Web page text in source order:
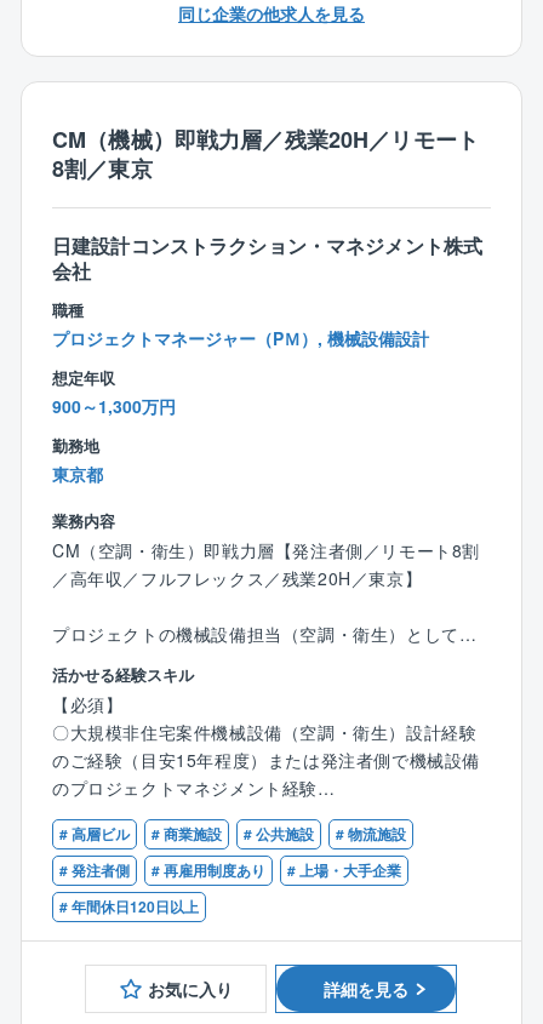
PM職で活躍されている方々は他のCM会社よりも若
く、ミドル層の方が多く活躍されています。
バイザーとなって指導する組織体制ができています。
とがゴールではなく、顧客の事業計画から携わりま
す。
例）地域のプロバスケットチームがアリーナを建設し
たい
建物をいくらで建てるということだけではなく、試合
が無い日にアリーナにどのようなイベントを呼び込む
か、年間の収益性を検討し、提案することで、顧客の
事業を成立させるための提案を行います。
上限週2日（出社比率60%程度）但し入社1年未満の方
は週1日まで
コアタイムありフレックス制
＜残業＞平均30時間（定時7.5時間）
社内においては所属した部門の事業戦略に基づき、組
に取り組み、
業績向上に貢献していただきます。
また、主管候補として、プロジェクト推進管理、社内
のナレッジ管理、人材育成などを担っていただく場合
があります。
【同社の特徴】
●圧倒的な技術力
大手組織設計事務所の冠を持つCM企業であるため、高
い技術力を持つ技術者が集まっています。
単なる調整役ではなく、技術者としての高い知見やス
キルを活かせるフィールドがございます。
●「役職がいない」ニューノーマルな組織形態
呼び合っています。
風通しがよく「エンゲージメント」が高い職場環境で
す。
●コアタイムなしのフルフレックス勤務
AM5:00～22:00の間で自由な時間に勤務ができます。
1日の労働時間も1h～（1hで終了してもOK）自由に設
定できるため、ライフスタイルに合わせて柔軟な働き
方が可能です。
●残業時間
全社平均20時間未満、繁忙期でも30時間程度です。
●在宅勤務も活用可
出社率30％未満。CM業務に携わる方だと20％程度で
す。
●75歳まで勤務可
定年65歳で再雇用が10年となるため、最長で75歳まで
勤務可能です。
同じ企業の他求人を見る
CM（機械）即戦力層／残業20H／リモート
8割／東京
日建設計コンストラクション・マネジメント株式
会社
職種
プロジェクトマネージャー（PＭ）, 機械設備設計
想定年収
900～1,300万円
勤務地
東京都
業務内容
CM（空調・衛生）即戦力層【発注者側／リモート8割
／高年収／フルフレックス／残業20H／東京】
プロジェクトの機械設備担当（空調・衛生）として、
建設プロジェクトの企画・運営、品質・コスト・スケ
ジュール・その他様々なリスクの管理を行い、事業推
進を支援していただきます。
【具体的には】
建設事業を行うクライアントに対し、お持ちの機械設
備設計経験を生かして、プロジェクトの企画・運営、
品質管理、コスト管理、スケジュール管理、その他
様々なリスク管理などを行い、事業の推進を支援しま
す。
【ポイント】
これまでのご経験を活かして、各地のランドマークと
活かせる経験スキル
【必須】
〇大規模非住宅案件機械設備（空調・衛生）設計経験
のご経験（目安15年程度）または発注者側で機械設備
のプロジェクトマネジメント経験
〇以下のいずれかの資格をお持ちの方
一級建築士、設備設計一級建築士、建築設備士、技術
士、電気主任技術者
【歓迎】
活かせます。
〇マネジメント経験のある方
# 高層ビル # 商業施設 # 公共施設
# 物流施設
# 発注者側
# 再雇用制度あり
# 上場・大手企業
# 年間休日120日以上
お気に入り 詳細を見る